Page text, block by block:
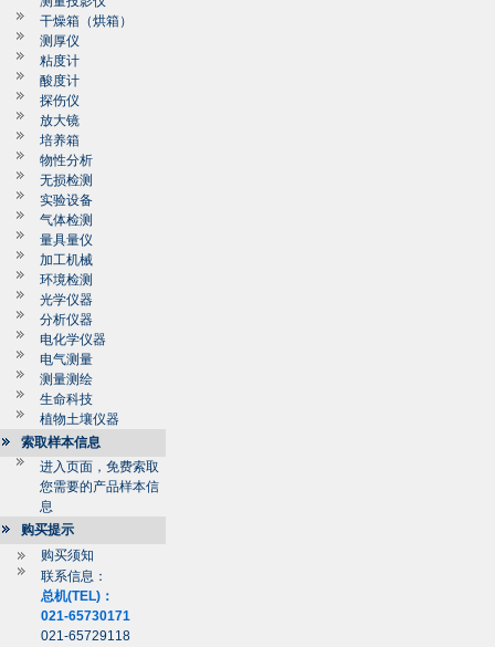
干燥箱（烘箱）
测厚仪
粘度计
酸度计
探伤仪
放大镜
培养箱
物性分析
无损检测
实验设备
气体检测
量具量仪
加工机械
环境检测
光学仪器
分析仪器
电化学仪器
电气测量
测量测绘
生命科技
植物土壤仪器
索取样本信息
进入页面，免费索取
您需要的产品样本信
息
购买提示
购买须知
联系信息：
总机(TEL)：
021-65730171
021-65729118